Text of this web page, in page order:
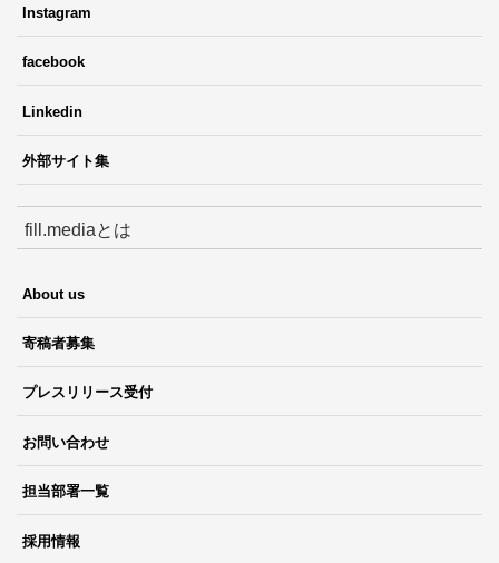
Instagram
facebook
Linkedin
外部サイト集
fill.mediaとは
About us
寄稿者募集
プレスリリース受付
お問い合わせ
担当部署一覧
採用情報